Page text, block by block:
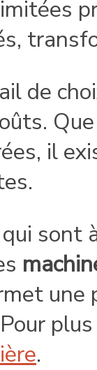
de
il
sont
.